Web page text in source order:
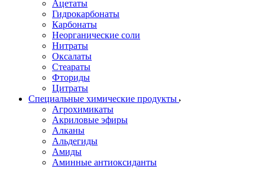
Ацетаты
Гидрокарбонаты
Карбонаты
Неорганические соли
Нитраты
Оксалаты
Стеараты
Фториды
Цитраты
Специальные химические продукты
Агрохимикаты
Акриловые эфиры
Алканы
Альдегиды
Амиды
Аминные антиоксиданты